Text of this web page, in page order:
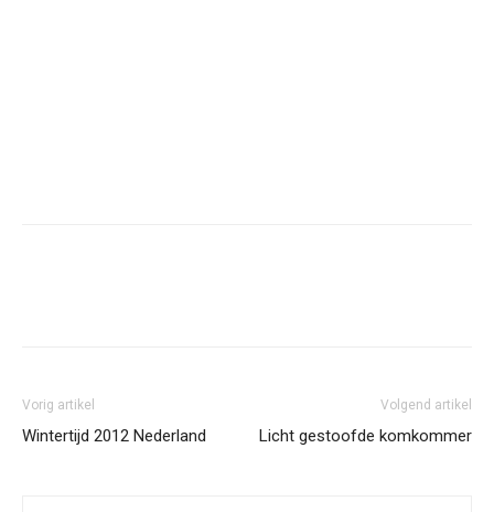
Vorig artikel
Wintertijd 2012 Nederland
Volgend artikel
Licht gestoofde komkommer